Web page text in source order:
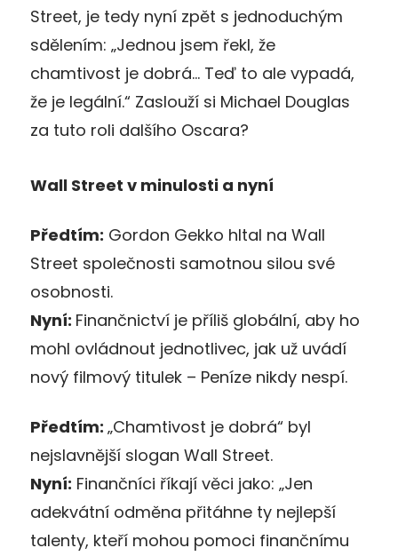
Street, je tedy nyní zpět s jednoduchým
sdělením: „Jednou jsem řekl, že
chamtivost je dobrá… Teď to ale vypadá,
že je legální.“ Zaslouží si Michael Douglas
za tuto roli dalšího Oscara?
Wall Street v minulosti a nyní
Předtím: Gordon Gekko hltal na Wall
Street společnosti samotnou silou své
osobnosti.
Nyní: Finančnictví je příliš globální, aby ho
mohl ovládnout jednotlivec, jak už uvádí
nový filmový titulek – Peníze nikdy nespí.
Předtím: „Chamtivost je dobrá“ byl
nejslavnější slogan Wall Street.
Nyní: Finančníci říkají věci jako: „Jen
adekvátní odměna přitáhne ty nejlepší
talenty, kteří mohou pomoci finančnímu